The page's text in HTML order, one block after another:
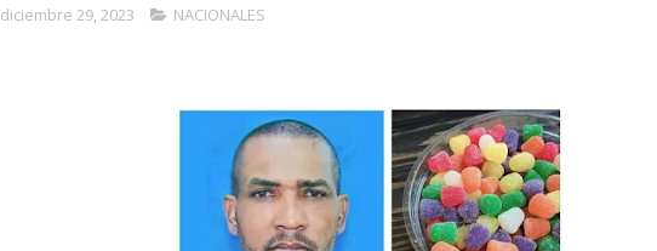
diciembre 29, 2023 NACIONALES